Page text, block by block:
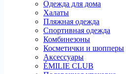
Одежда для дома
Халаты
Пляжная одежда
Спортивная одежда
Комбинезоны
Косметички и шопперы
Аксессуары
ÉMILIE CLUB